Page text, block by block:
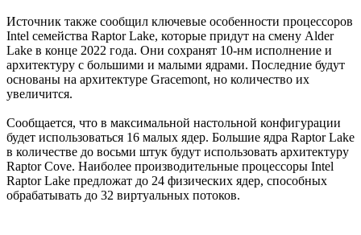
Источник также сообщил ключевые особенности процессоров
Intel семейства Raptor Lake, которые придут на смену Alder
Lake в конце 2022 года. Они сохранят 10-нм исполнение и
архитектуру с большими и малыми ядрами. Последние будут
основаны на архитектуре Gracemont, но количество их
увеличится.
Сообщается, что в максимальной настольной конфигурации
будет использоваться 16 малых ядер. Большие ядра Raptor Lake
в количестве до восьми штук будут использовать архитектуру
Raptor Cove. Наиболее производительные процессоры Intel
Raptor Lake предложат до 24 физических ядер, способных
обрабатывать до 32 виртуальных потоков.